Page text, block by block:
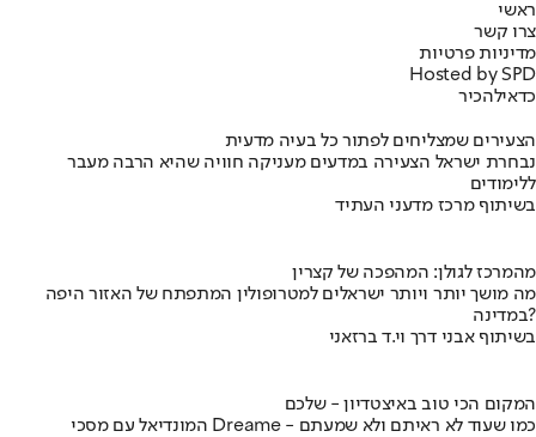
ראשי
צרו קשר
מדיניות פרטיות
Hosted by SPD
כדאילהכיר
הצעירים שמצליחים לפתור כל בעיה מדעית
נבחרת ישראל הצעירה במדעים מעניקה חוויה שהיא הרבה מעבר
ללימודים
בשיתוף מרכז מדעני העתיד
מהמרכז לגולן: המהפכה של קצרין
מה מושך יותר ויותר ישראלים למטרופולין המתפתח של האזור היפה
במדינה?
בשיתוף אבני דרך וי.ד ברזאני
המקום הכי טוב באיצטדיון - שלכם
המונדיאל עם מסכי Dreame - כמו שעוד לא ראיתם ולא שמעתם